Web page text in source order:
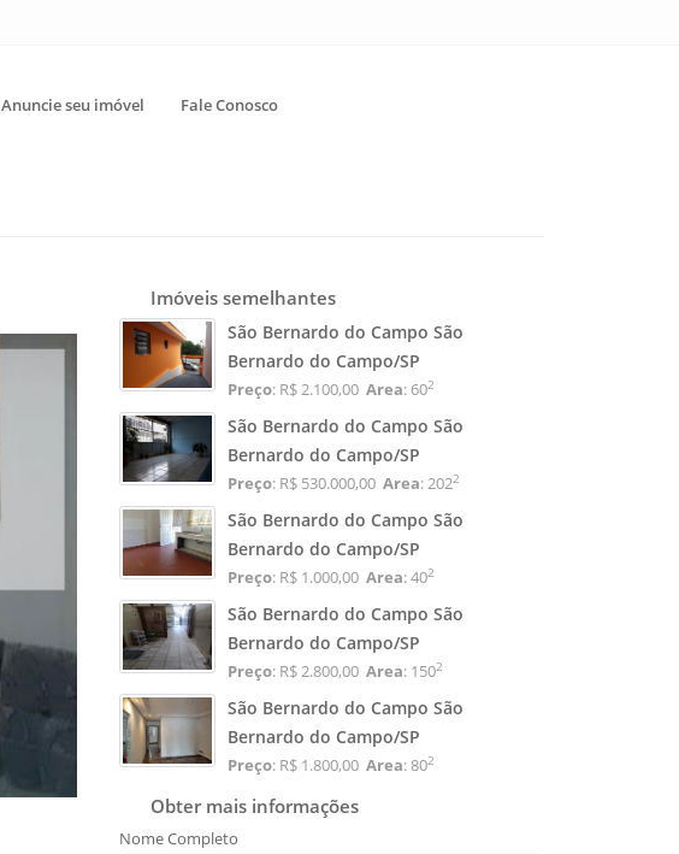
Anuncie seu imóvel Fale Conosco
Imóveis semelhantes
São Bernardo do Campo São
Bernardo do Campo/SP
Preço: R$ 2.100,00 Area: 602
São Bernardo do Campo São
Bernardo do Campo/SP
Preço: R$ 530.000,00 Area: 2022
São Bernardo do Campo São
Bernardo do Campo/SP
Preço: R$ 1.000,00 Area: 402
São Bernardo do Campo São
Bernardo do Campo/SP
Preço: R$ 2.800,00 Area: 1502
São Bernardo do Campo São
Bernardo do Campo/SP
Preço: R$ 1.800,00 Area: 802
Obter mais informações
Nome Completo